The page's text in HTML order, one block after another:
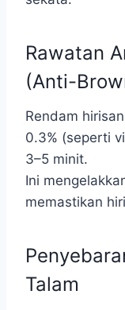
Rawatan
(Anti-
Rendam
0.3% (seperti
3–5 minit.
Ini
memastikan
Talam